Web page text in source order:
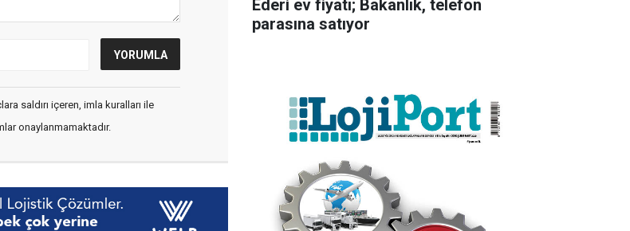
saldırı içeren, imla kuralları ile
onaylanmamaktadır.
Ederi ev fiyatı; Bakanlık, telefon
parasına satıyor